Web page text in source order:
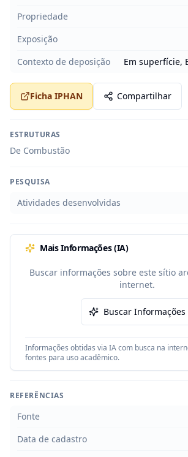
Propriedade
Exposição
Contexto de deposição
Em superfície,
Ficha IPHAN Compartilhar
ESTRUTURAS
De Combustão
PESQUISA
Atividades desenvolvidas
Mais Informações (IA)
Buscar informações sobre este sítio
internet.
Buscar Informações
Informações obtidas via IA com busca na
fontes para uso acadêmico.
REFERÊNCIAS
Fonte
Data de cadastro